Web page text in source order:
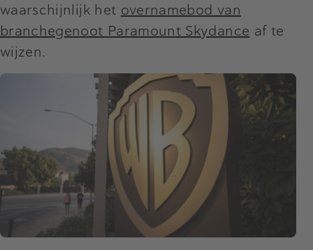
waarschijnlijk het overnamebod van
branchegenoot Paramount Skydance af te
wijzen.